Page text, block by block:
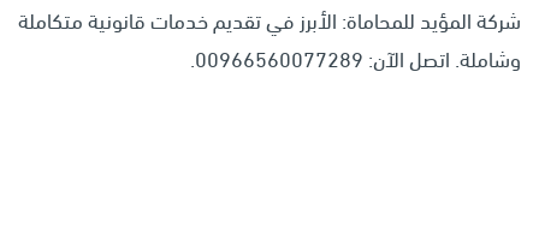
شركة المؤيد للمحاماة: الأبرز في تقديم خدمات قانونية متكاملة
وشاملة. اتصل الآن: 00966560077289.